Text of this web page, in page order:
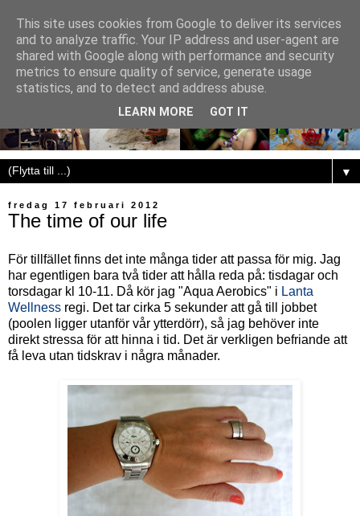
▼
fredag 17 februari 2012
The time of our life
För tillfället finns det inte många tider att passa för mig. Jag
har egentligen bara två tider att hålla reda på: tisdagar och
torsdagar kl 10-11. Då kör jag "Aqua Aerobics" i Lanta
Wellness regi. Det tar cirka 5 sekunder att gå till jobbet
(poolen ligger utanför vår ytterdörr), så jag behöver inte
direkt stressa för att hinna i tid. Det är verkligen befriande att
få leva utan tidskrav i några månader.
This site uses cookies from Google to deliver its services
and to analyze traffic. Your IP address and user-agent are
shared with Google along with performance and security
metrics to ensure quality of service, generate usage
statistics, and to detect and address abuse.
LEARN MORE GOT IT